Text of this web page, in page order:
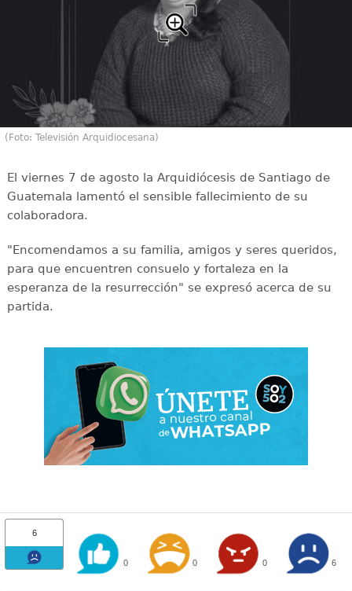
(Foto: Televisión Arquidiocesana)
El viernes 7 de agosto la Arquidiócesis de Santiago de
Guatemala lamentó el sensible fallecimiento de su
colaboradora.
"Encomendamos a su familia, amigos y seres queridos,
para que encuentren consuelo y fortaleza en la
esperanza de la resurrección" se expresó acerca de su
partida.
6
0 0 0 6